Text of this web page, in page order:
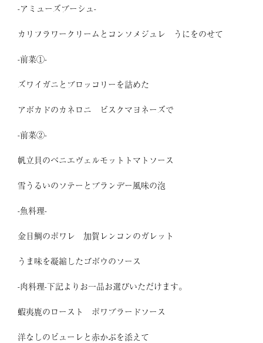
-アミューズブーシュ-
カリフラワークリームとコンソメジュレ うにをのせて
-前菜①-
ズワイガニとブロッコリーを詰めた
アボカドのカネロニ ビスクマヨネーズで
-前菜②-
帆立貝のベニエヴェルモットトマトソース
雪うるいのソテーとブランデー風味の泡
-魚料理-
金目鯛のポワレ 加賀レンコンのガレット
うま味を凝縮したゴボウのソース
-肉料理-下記よりお一品お選びいただけます。
蝦夷鹿のロースト ポワブラードソース
洋なしのピューレと赤かぶを添えて